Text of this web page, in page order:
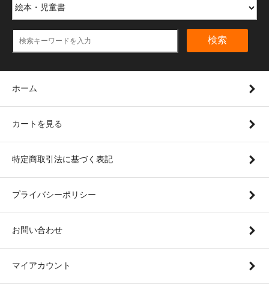
検索
ホーム
カートを見る
特定商取引法に基づく表記
プライバシーポリシー
お問い合わせ
マイアカウント